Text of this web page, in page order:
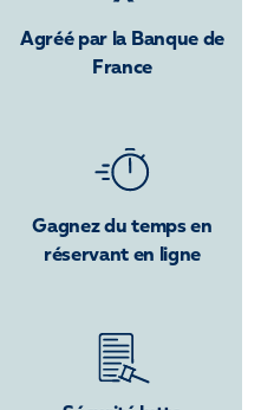
Agréé par la Banque de
France
Gagnez du temps en
réservant en ligne